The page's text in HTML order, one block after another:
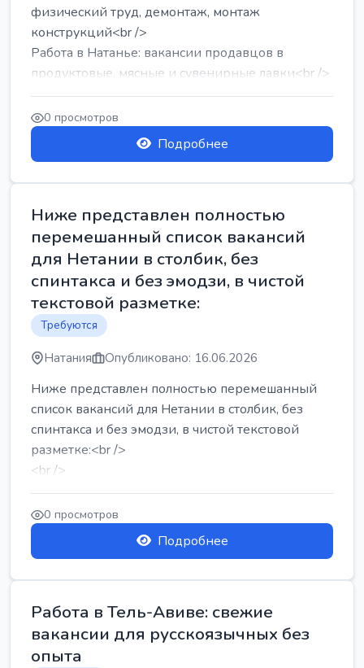
физический труд, демонтаж, монтаж
конструкций<br />
Работа в Натанье: вакансии продавцов в
продуктовые, мясные и сувенирные лавки<br />
Разнорабочий на сборку м...
0 просмотров
Подробнее
Ниже представлен полностью
перемешанный список вакансий
для Нетании в столбик, без
спинтакса и без эмодзи, в чистой
текстовой разметке:
Требуются
Натания Опубликовано: 16.06.2026
Ниже представлен полностью перемешанный
список вакансий для Нетании в столбик, без
спинтакса и без эмодзи, в чистой текстовой
разметке:<br />
<br />
Работа в Нетании на мебельном производстве:
требу...
0 просмотров
Подробнее
Работа в Тель-Авиве: свежие
вакансии для русскоязычных без
опыта